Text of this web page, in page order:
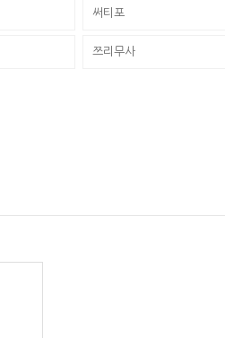
써티포
쯔리무사